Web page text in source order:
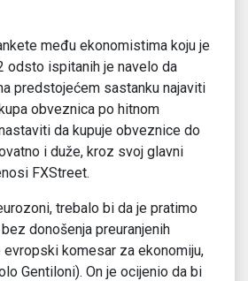
među ekonomistima koju je
odsto ispitanih je navelo da
predstojećem sastanku najaviti
obveznica po hitnom
da kupuje obveznice do
i duže, kroz svoj glavni
FXStreet.
trebalo bi da je pratimo
donošenja preuranjenih
evropski komesar za ekonomiju,
Gentiloni). On je ocijenio da bi